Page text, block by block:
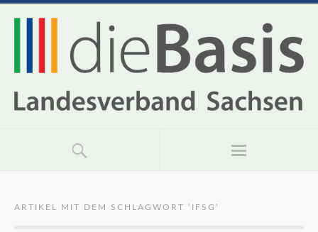
ARTIKEL MIT DEM SCHLAGWORT ‘ IFSG ’